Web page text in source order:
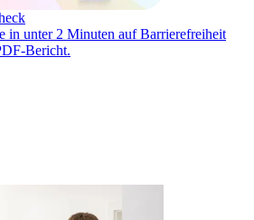
in unter 2 Minuten auf Barrierefreiheit
Bericht.